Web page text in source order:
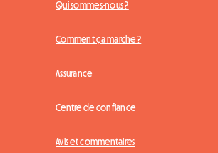
Qui sommes-nous ?
Comment ça marche ?
Assurance
Centre de confiance
Avis et commentaires